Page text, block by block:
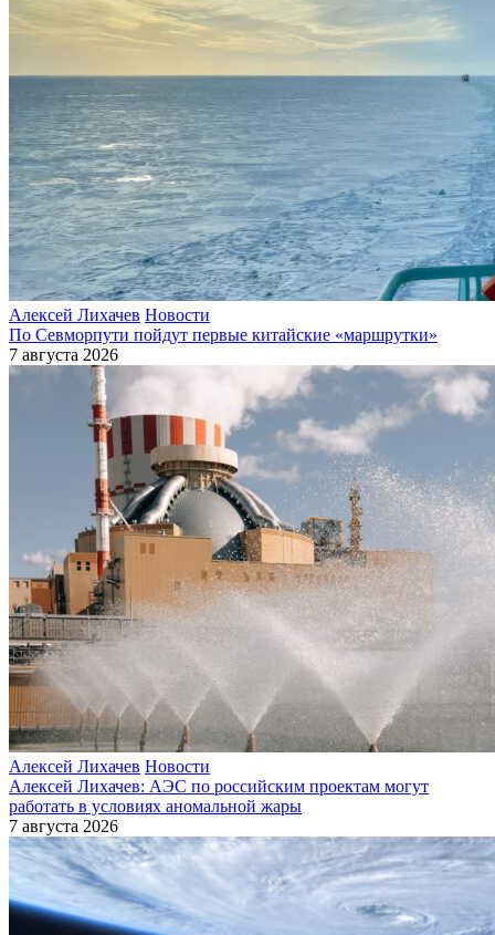
Алексей Лихачев Новости
По Севморпути пойдут первые китайские «маршрутки»
7 августа 2026
Алексей Лихачев Новости
Алексей Лихачев: АЭС по российским проектам могут
работать в условиях аномальной жары
7 августа 2026